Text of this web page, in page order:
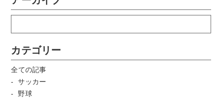
カテゴリー
全ての記事
サッカー
野球